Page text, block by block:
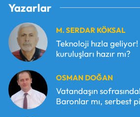
Yazarlar
M. SERDAR KÖKSAL
Teknoloji hızla
kuruluşları hazır mı?
OSMAN DOĞAN
Vatandaşın
Baronlar mı, serbest